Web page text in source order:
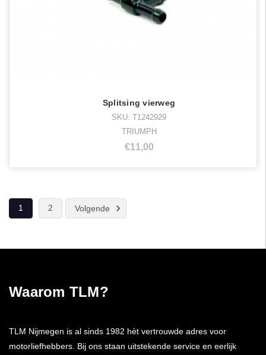
Splitsing vierweg
SKU: T1242929
TRIUMPH
€11,00
1 2 Volgende
Waarom TLM?
TLM Nijmegen is al sinds 1982 hèt vertrouwde adres voor
motorliefhebbers. Bij ons staan uitstekende service en eerlijk